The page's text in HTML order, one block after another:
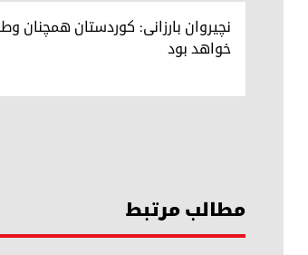
نچیروان بارزانی: کوردستان
خواهد بود
مطالب مرتبط